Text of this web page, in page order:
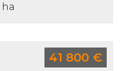
ha
41 800 €